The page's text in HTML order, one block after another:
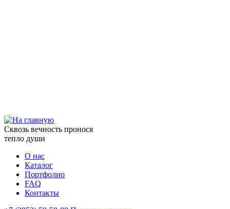
Сквозь вечность пронося
тепло души
О нас
Каталог
Портфолио
FAQ
Контакты